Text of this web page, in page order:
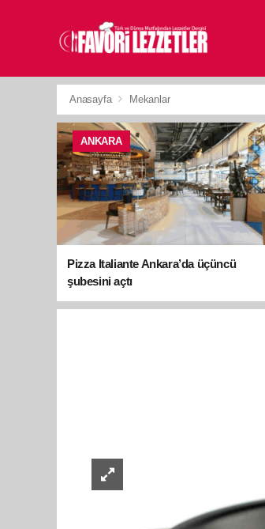
Anasayfa Mekanlar
ANKARA
Pizza Italiante Ankara’da üçüncü
şubesini açtı